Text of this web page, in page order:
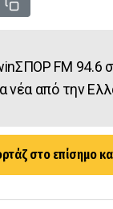
FM 94.6
νέα από την
στο επίσημο